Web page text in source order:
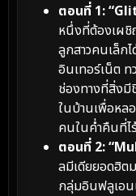
ตอนที่ 1:
หนึ่งที่ต้องเผชิ
ลูกสาวคนเล็ก
อินเทอร์เน็ต
ช่องทางที่สิ่งมี
ในบ้านเพื่อหล
คนในค่ำคืนที่ไ
ตอนที่ 2:
ลมีเดียยอดฮิต
กลุ่มอินฟลูเอ